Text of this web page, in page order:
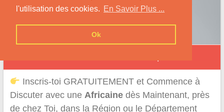
l'utilisation des cookies. En Savoir Plus ...
Ok
Inscris-toi GRATUITEMENT et Commence à
Discuter avec une Africainedès Maintenant, près
de chez Toi, dans la Région ou le Département